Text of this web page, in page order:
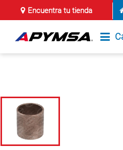
Encuentra tu tienda